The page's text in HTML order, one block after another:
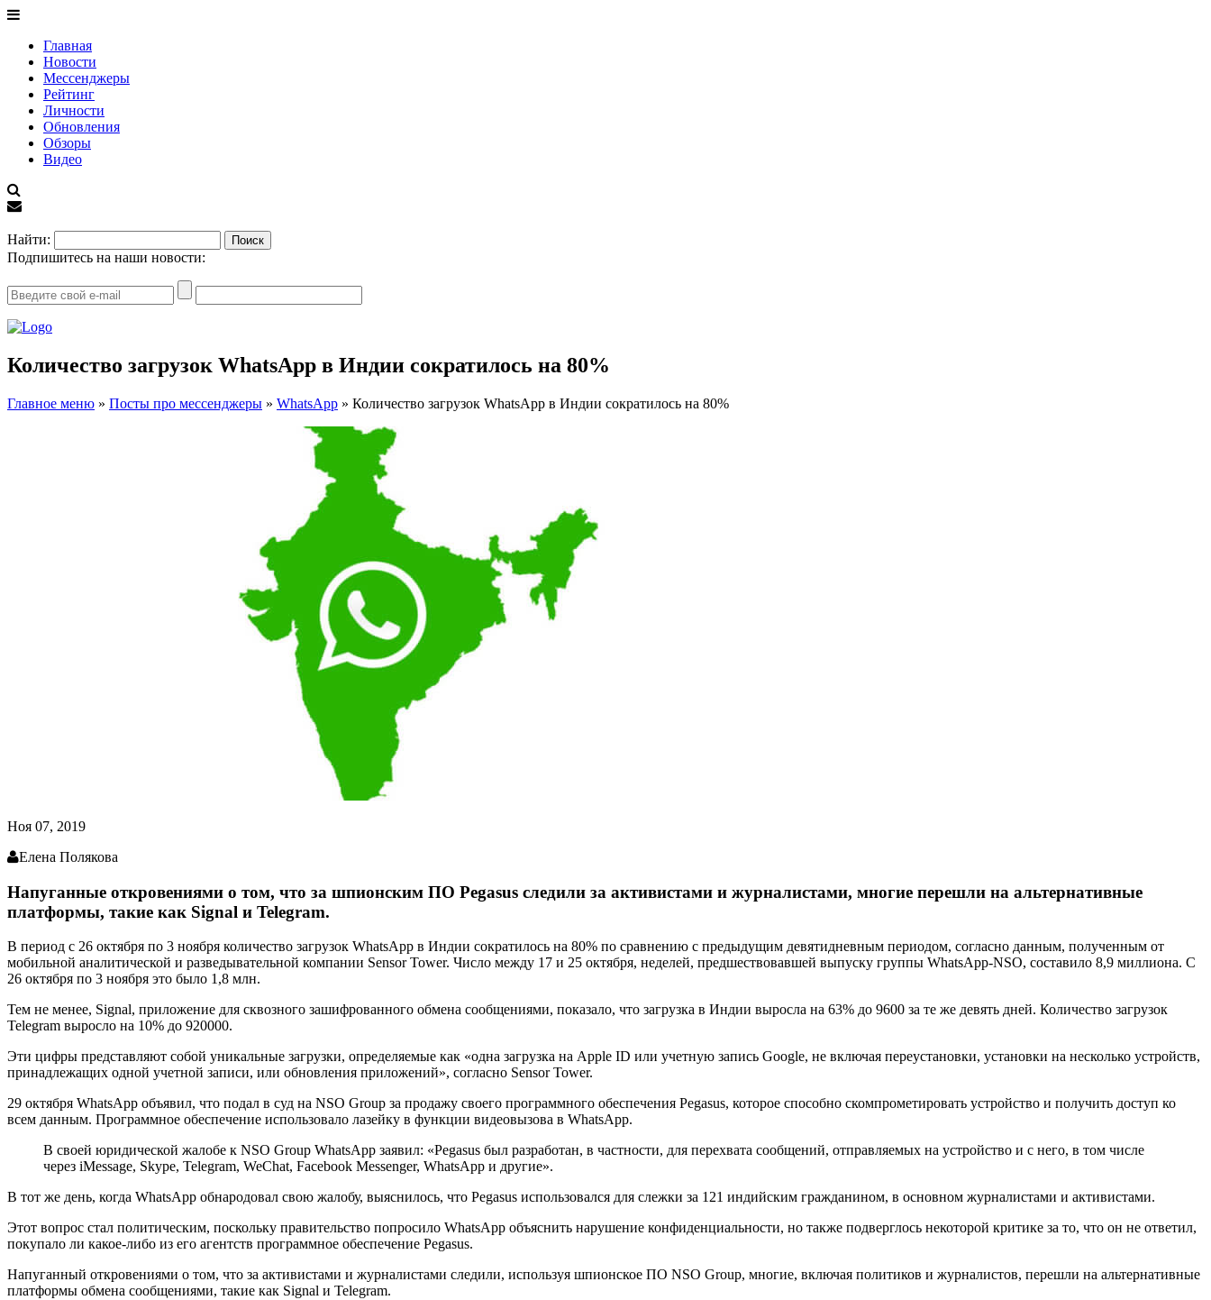
Главная
Новости
Мессенджеры
Рейтинг
Личности
Обновления
Обзоры
Видео
Найти:
Подпишитесь на наши новости:
Количество загрузок WhatsApp в Индии сократилось на 80%
Главное меню » Посты про мессенджеры » WhatsApp » Количество загрузок WhatsApp в Индии сократилось на 80%
Ноя 07, 2019
Елена Полякова
Напуганные откровениями о том, что за шпионским ПО Pegasus следили за активистами и журналистами, многие перешли на альтернативные
платформы, такие как Signal и Telegram.
В период с 26 октября по 3 ноября количество загрузок WhatsApp в Индии сократилось на 80% по сравнению с предыдущим девятидневным периодом, согласно данным, полученным от
мобильной аналитической и разведывательной компании Sensor Tower. Число между 17 и 25 октября, неделей, предшествовавшей выпуску группы WhatsApp-NSO, составило 8,9 миллиона. С
26 октября по 3 ноября это было 1,8 млн.
Тем не менее, Signal, приложение для сквозного зашифрованного обмена сообщениями, показало, что загрузка в Индии выросла на 63% до 9600 за те же девять дней. Количество загрузок
Telegram выросло на 10% до 920000.
Эти цифры представляют собой уникальные загрузки, определяемые как «одна загрузка на Apple ID или учетную запись Google, не включая переустановки, установки на несколько устройств,
принадлежащих одной учетной записи, или обновления приложений», согласно Sensor Tower.
29 октября WhatsApp объявил, что подал в суд на NSO Group за продажу своего программного обеспечения Pegasus, которое способно скомпрометировать устройство и получить доступ ко
всем данным. Программное обеспечение использовало лазейку в функции видеовызова в WhatsApp.
В своей юридической жалобе к NSO Group WhatsApp заявил: «Pegasus был разработан, в частности, для перехвата сообщений, отправляемых на устройство и с него, в том числе
через iMessage, Skype, Telegram, WeChat, Facebook Messenger, WhatsApp и другие».
В тот же день, когда WhatsApp обнародовал свою жалобу, выяснилось, что Pegasus использовался для слежки за 121 индийским гражданином, в основном журналистами и активистами.
Этот вопрос стал политическим, поскольку правительство попросило WhatsApp объяснить нарушение конфиденциальности, но также подверглось некоторой критике за то, что он не ответил,
покупало ли какое-либо из его агентств программное обеспечение Pegasus.
Напуганный откровениями о том, что за активистами и журналистами следили, используя шпионское ПО NSO Group, многие, включая политиков и журналистов, перешли на альтернативные
платформы обмена сообщениями, такие как Signal и Telegram.